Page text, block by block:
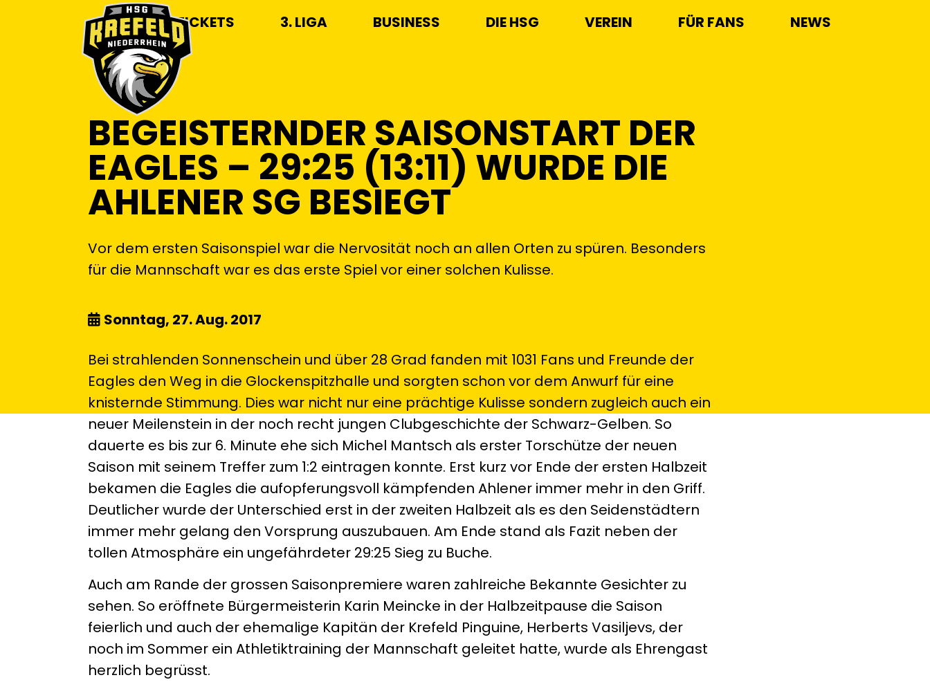
TICKETS 3. LIGA BUSINESS DIE HSG VEREIN FÜR FANS NEWS
BEGEISTERNDER SAISONSTART DER
EAGLES – 29:25 (13:11) WURDE DIE
AHLENER SG BESIEGT
Vor dem ersten Saisonspiel war die Nervosität noch an allen Orten zu spüren. Besonders
für die Mannschaft war es das erste Spiel vor einer solchen Kulisse.
Sonntag, 27. Aug. 2017
Bei strahlenden Sonnenschein und über 28 Grad fanden mit 1031 Fans und Freunde der
Eagles den Weg in die Glockenspitzhalle und sorgten schon vor dem Anwurf für eine
knisternde Stimmung. Dies war nicht nur eine prächtige Kulisse sondern zugleich auch ein
neuer Meilenstein in der noch recht jungen Clubgeschichte der Schwarz-Gelben. So
dauerte es bis zur 6. Minute ehe sich Michel Mantsch als erster Torschütze der neuen
Saison mit seinem Treffer zum 1:2 eintragen konnte. Erst kurz vor Ende der ersten Halbzeit
bekamen die Eagles die aufopferungsvoll kämpfenden Ahlener immer mehr in den Griff.
Deutlicher wurde der Unterschied erst in der zweiten Halbzeit als es den Seidenstädtern
immer mehr gelang den Vorsprung auszubauen. Am Ende stand als Fazit neben der
tollen Atmosphäre ein ungefährdeter 29:25 Sieg zu Buche.
Auch am Rande der grossen Saisonpremiere waren zahlreiche Bekannte Gesichter zu
sehen. So eröffnete Bürgermeisterin Karin Meincke in der Halbzeitpause die Saison
feierlich und auch der ehemalige Kapitän der Krefeld Pinguine, Herberts Vasiljevs, der
noch im Sommer ein Athletiktraining der Mannschaft geleitet hatte, wurde als Ehrengast
herzlich begrüsst.